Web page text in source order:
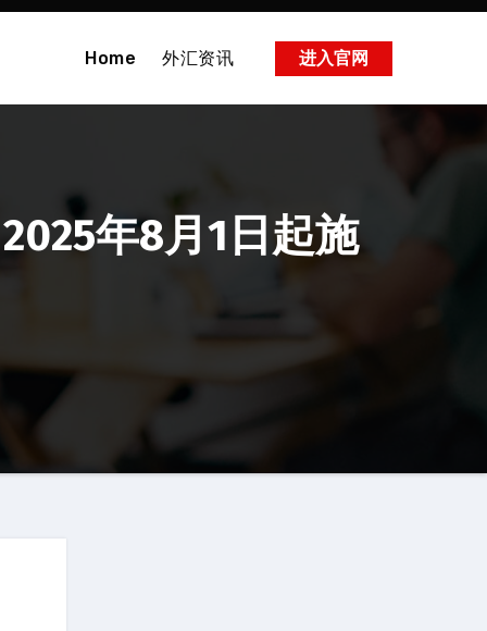
Home 外汇资讯 进入官网
年8月1日起施